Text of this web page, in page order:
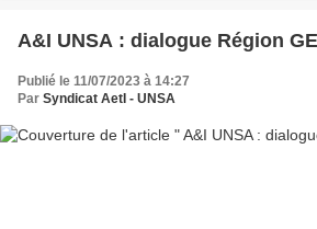
A&I UNSA : dialogue Région
Publié le 11/07/2023 à 14:27
Par Syndicat AetI - UNSA